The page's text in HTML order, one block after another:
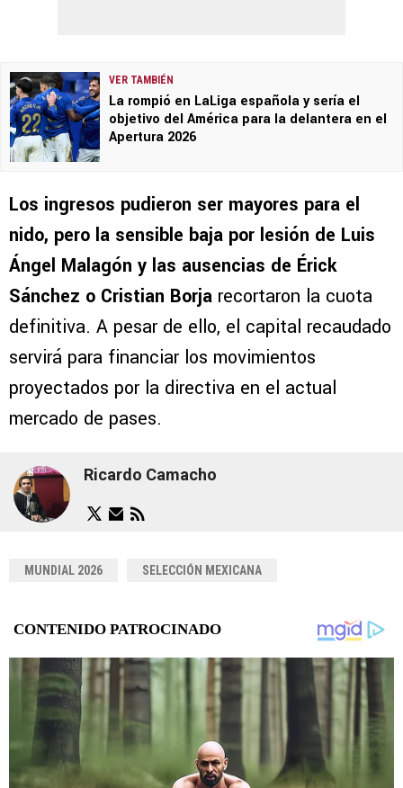
VER TAMBIÉN
La rompió en LaLiga española y sería el
objetivo del América para la delantera en el
Apertura 2026
Los ingresos pudieron ser mayores para el
nido, pero la sensible baja por lesión de Luis
Ángel Malagón y las ausencias de Érick
Sánchez o Cristian Borja recortaron la cuota
definitiva. A pesar de ello, el capital recaudado
servirá para financiar los movimientos
proyectados por la directiva en el actual
mercado de pases.
Ricardo Camacho
MUNDIAL 2026 SELECCIÓN MEXICANA